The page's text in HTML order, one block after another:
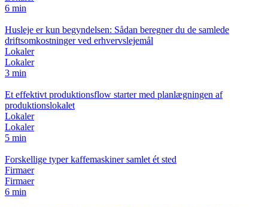
6 min
Husleje er kun begyndelsen: Sådan beregner du de samlede
driftsomkostninger ved erhvervslejemål
Lokaler
Lokaler
3 min
Et effektivt produktionsflow starter med planlægningen af
produktionslokalet
Lokaler
Lokaler
5 min
Forskellige typer kaffemaskiner samlet ét sted
Firmaer
Firmaer
6 min